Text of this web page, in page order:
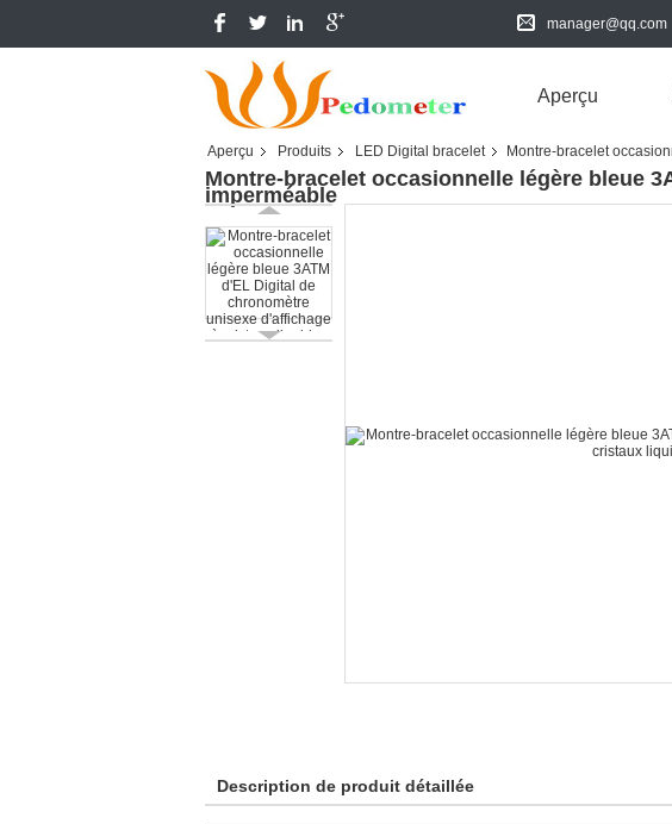
manager@qq.com
Aperçu
Aperçu Produits LED Digital bracelet Montre-bracelet
Montre-bracelet occasionnelle légère bleue
imperméable
Description de produit détaillée